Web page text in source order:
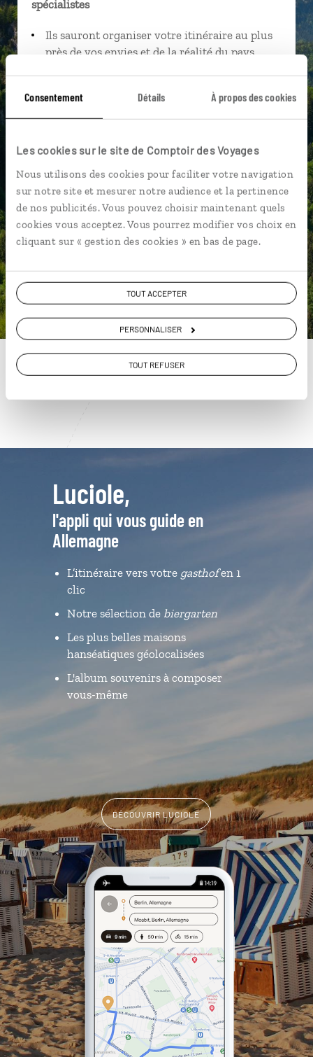
Consentement Détails À propos des cookies
Les cookies sur le site de Comptoir des Voyages
Nous utilisons des cookies pour faciliter votre navigation
sur notre site et mesurer notre audience et la pertinence
de nos publicités. Vous pouvez choisir maintenant quels
cookies vous acceptez. Vous pourrez modifier vos choix en
cliquant sur « gestion des cookies » en bas de page.
TOUT ACCEPTER
PERSONNALISER
TOUT REFUSER
spécialistes
Ils sauront organiser votre itinéraire au plus
près de vos envies et de la réalité du pays.
Échangez en face à face ou depuis nos studios
connectés en agence, mais aussi par email ou
pendant et après votre voyage.
DEMANDER UN DEVIS
Allemagne
01 86 95 65 14
Du lundi au samedi de 09h30 à 18h30
Luciole,
l'appli qui vous guide en
Allemagne
L’itinéraire vers votre gasthofen 1
clic
Notre sélection de biergarten
Les plus belles maisons
hanséatiques géolocalisées
L'album souvenirs à composer
vous-même
DÉCOUVRIR LUCIOLE